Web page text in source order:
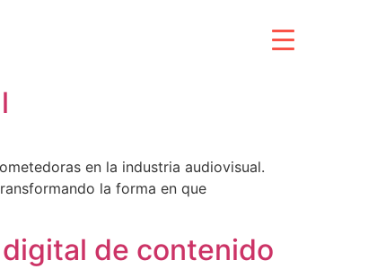
en la industria audiovisual.
la forma en que
de contenido